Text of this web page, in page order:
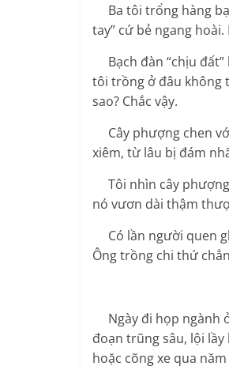
Ba tôi trổng hàng
tay” cứ bẻ ngang
Bạch đàn “chịu đất”
tôi trồng ở đâu không
sao? Chắc vậy.
Cây phượng chen
xiêm, từ lâu bị đám
Tôi nhìn cây phượng
nó vươn dài thậm
Có lần người quen
Ông trồng chi thứ
Ngày đi họp ngành
đoạn trũng sâu, lội
hoặc cõng xe qua